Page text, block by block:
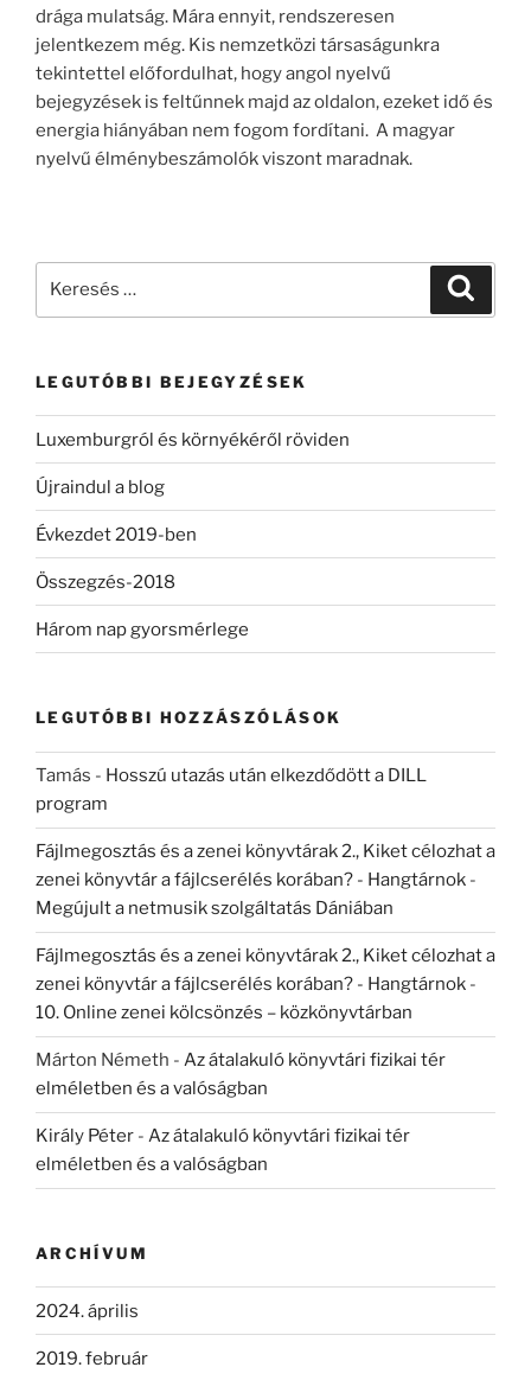
drága mulatság. Mára ennyit, rendszeresen
jelentkezem még. Kis nemzetközi társaságunkra
tekintettel előfordulhat, hogy angol nyelvű
bejegyzések is feltűnnek majd az oldalon, ezeket idő és
energia hiányában nem fogom fordítani. A magyar
nyelvű élménybeszámolók viszont maradnak.
LEGUTÓBBI BEJEGYZÉSEK
Luxemburgról és környékéről röviden
Újraindul a blog
Évkezdet 2019-ben
Összegzés-2018
Három nap gyorsmérlege
LEGUTÓBBI HOZZÁSZÓLÁSOK
Tamás - Hosszú utazás után elkezdődött a DILL
program
Fájlmegosztás és a zenei könyvtárak 2., Kiket célozhat a
zenei könyvtár a fájlcserélés korában? - Hangtárnok -
Megújult a netmusik szolgáltatás Dániában
Fájlmegosztás és a zenei könyvtárak 2., Kiket célozhat a
zenei könyvtár a fájlcserélés korában? - Hangtárnok -
10. Online zenei kölcsönzés – közkönyvtárban
Márton Németh - Az átalakuló könyvtári fizikai tér
elméletben és a valóságban
Király Péter - Az átalakuló könyvtári fizikai tér
elméletben és a valóságban
ARCHÍVUM
2024. április
2019. február